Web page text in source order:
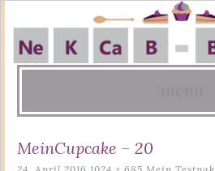
to
MeinCupcake – 20